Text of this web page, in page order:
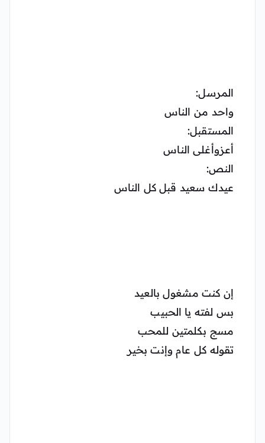
المرسل:
واحد من الناس
المستقبل:
أعزوأغلى الناس
النص:
عيدك سعيد قبل كل الناس
إن كنت مشغول بالعيد
بس لفته يا الحبيب
مسج بكلمتين للمحب
تقوله كل عام وإنت بخير